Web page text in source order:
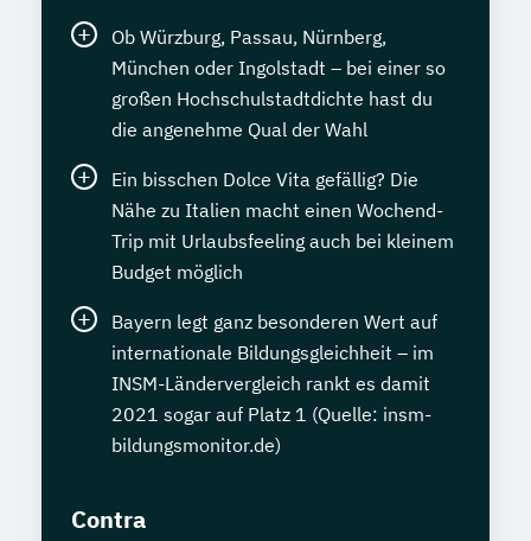
Ob Würzburg, Passau, Nürnberg,
München oder Ingolstadt – bei einer so
großen Hochschulstadtdichte hast du
die angenehme Qual der Wahl
Ein bisschen Dolce Vita gefällig? Die
Nähe zu Italien macht einen Wochend-
Trip mit Urlaubsfeeling auch bei kleinem
Budget möglich
Bayern legt ganz besonderen Wert auf
internationale Bildungsgleichheit – im
INSM-Ländervergleich rankt es damit
2021 sogar auf Platz 1 (Quelle: insm-
bildungsmonitor.de)
Contra